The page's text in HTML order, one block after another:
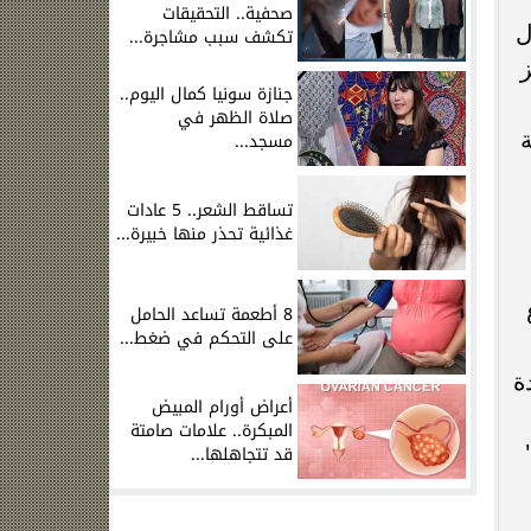
صحفية.. التحقيقات
تكشف سبب مشاجرة...
جنازة سونيا كمال اليوم..
صلاة الظهر في
مسجد...
تساقط الشعر.. 5 عادات
غذائية تحذر منها خبيرة...
8 أطعمة تساعد الحامل
على التحكم في ضغط...
أعراض أورام المبيض
المبكرة.. علامات صامتة
قد تتجاهلها...